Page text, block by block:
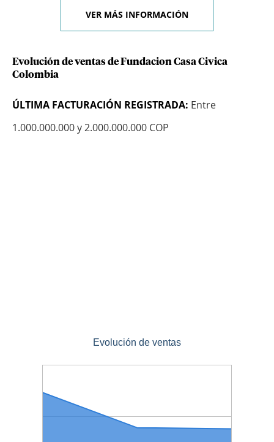
VER MÁS INFORMACIÓN
Evolución de ventas de Fundacion Casa Civica
Colombia
ÚLTIMA FACTURACIÓN REGISTRADA: Entre
1.000.000.000 y 2.000.000.000 COP
Evolución de ventas